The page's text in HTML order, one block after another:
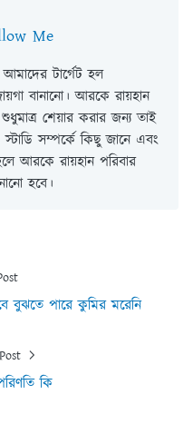
Me
টার্গেট হল
বানানো। আরকে রায়হান
শুধুমাত্র শেয়ার করার জন্য তাই
সম্পর্কে কিছু জানে এবং
আরকে রায়হান পরিবার
হবে।
বুঝতে পারে কুমির মরেনি
কি